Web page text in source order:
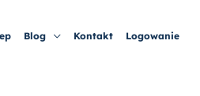
Blog Kontakt Logowanie